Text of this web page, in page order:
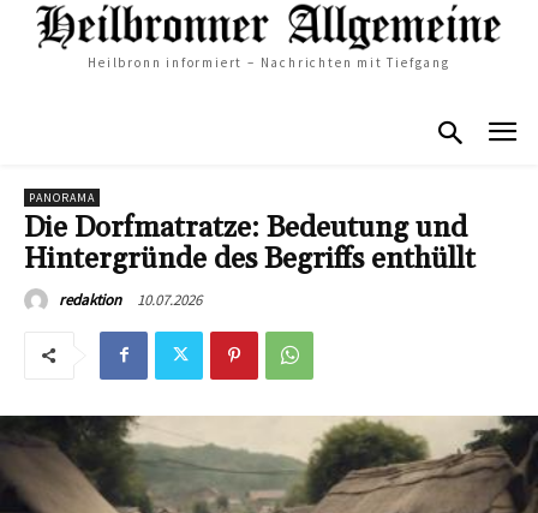
Heilbronn informiert – Nachrichten mit Tiefgang
PANORAMA
Die Dorfmatratze: Bedeutung und
Hintergründe des Begriffs enthüllt
redaktion 10.07.2026